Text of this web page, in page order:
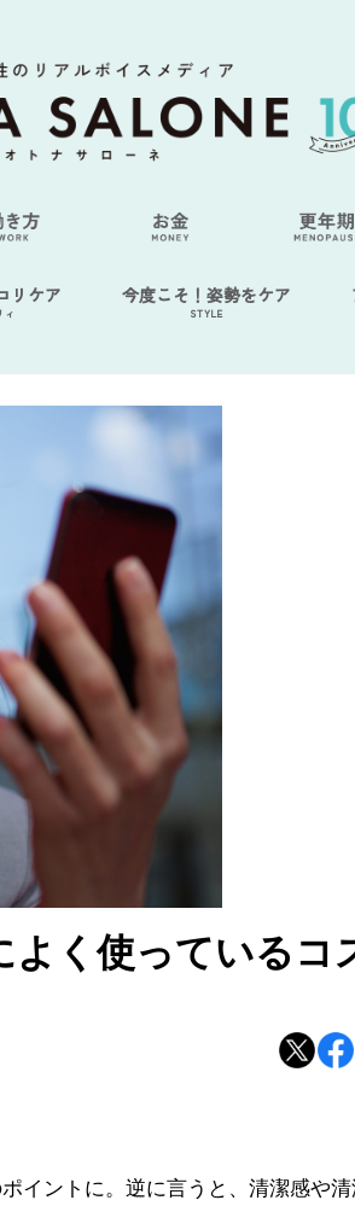
リケア
ィ
今度こそ！姿勢をケア
STYLE
く使っているコ
イントに。逆に言うと、清潔感や